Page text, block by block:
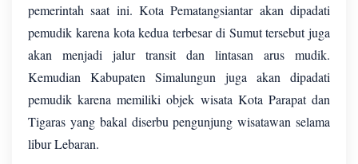
pemerintah saat ini. Kota Pematangsiantar akan dipadati
pemudik karena kota kedua terbesar di Sumut tersebut juga
akan menjadi jalur transit dan lintasan arus mudik.
Kemudian Kabupaten Simalungun juga akan dipadati
pemudik karena memiliki objek wisata Kota Parapat dan
Tigaras yang bakal diserbu pengunjung wisatawan selama
libur Lebaran.